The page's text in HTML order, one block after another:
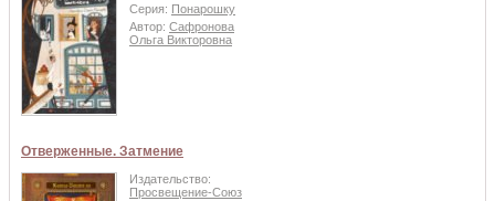
Серия: Понарошку
Автор: Сафронова
Ольга Викторовна
Отверженные. Затмение
Издательство:
Просвещение-Союз